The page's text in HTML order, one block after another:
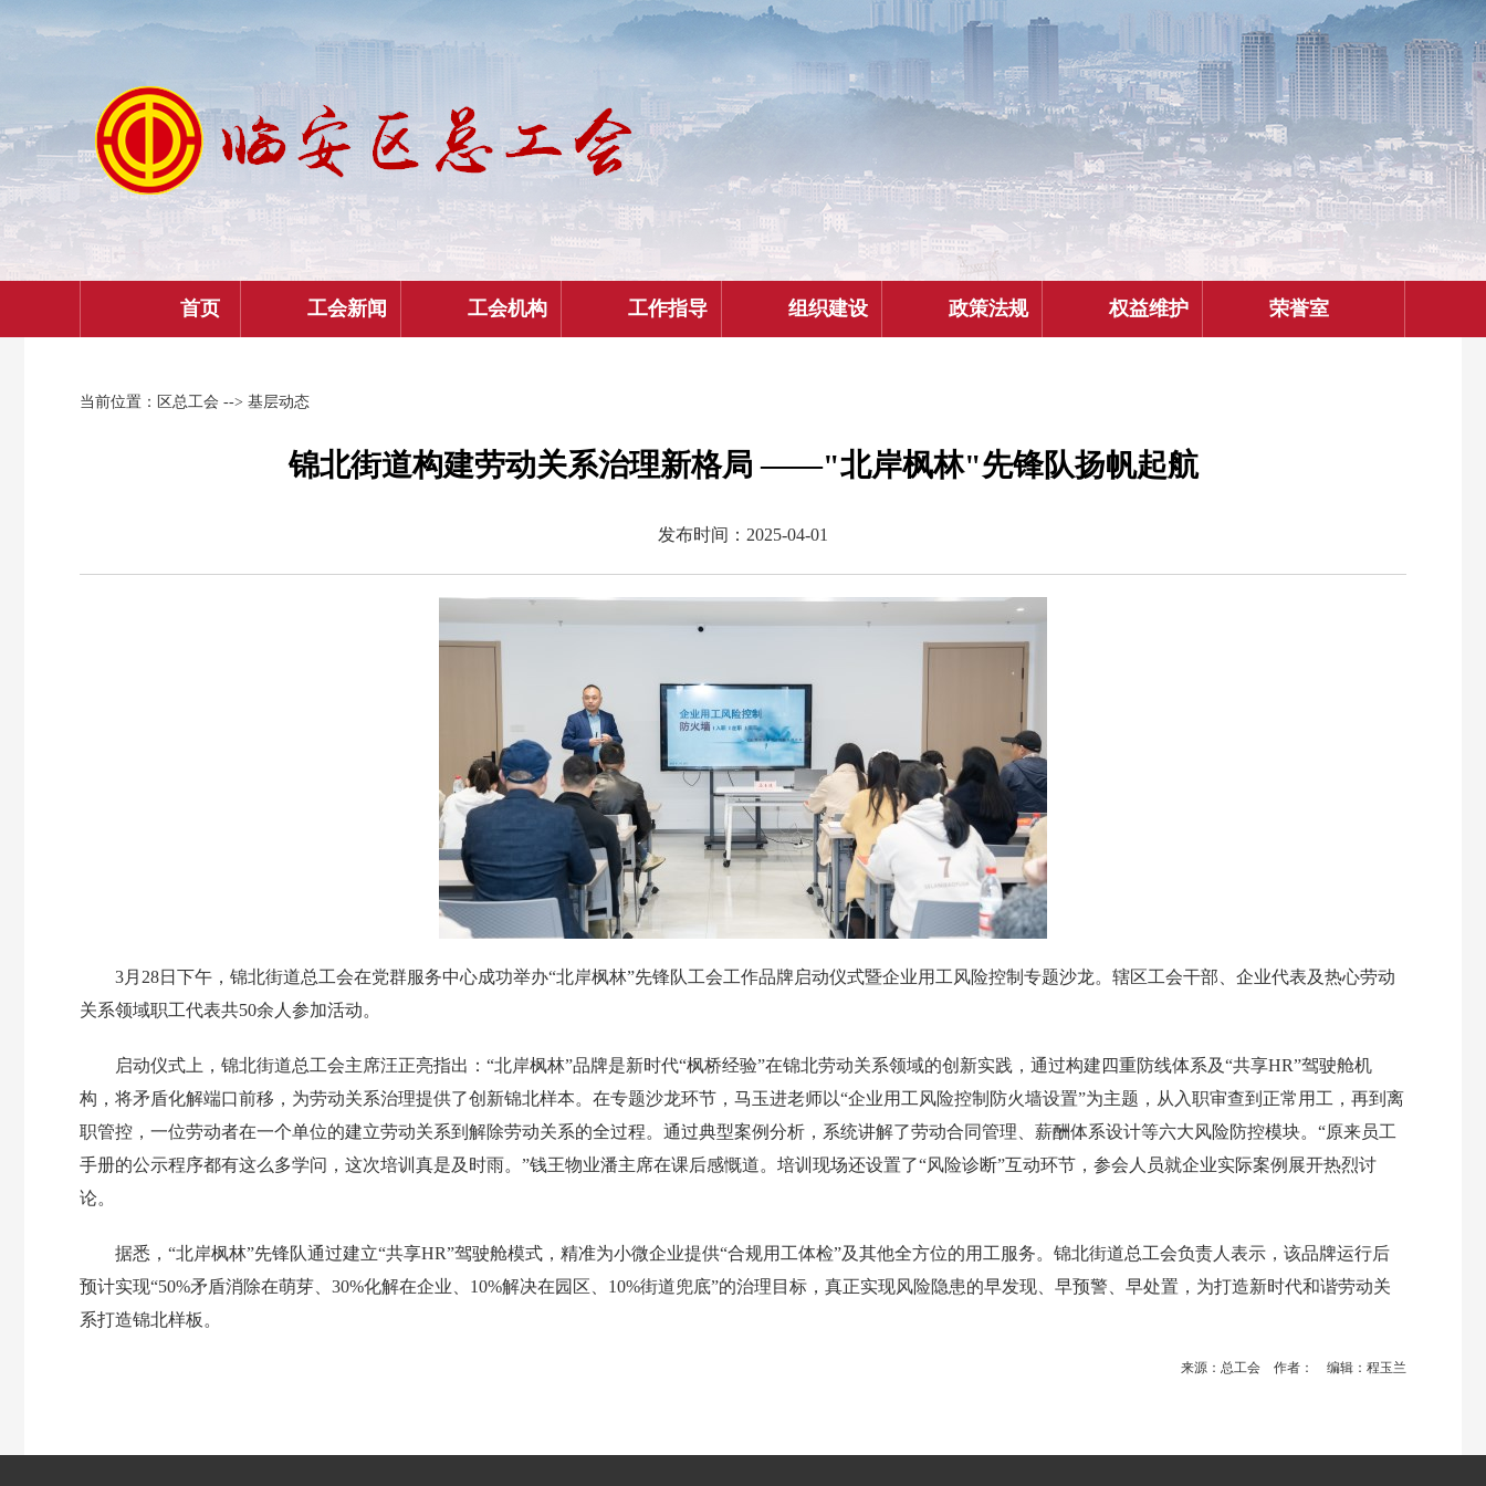
首页 工会新闻 工会机构 工作指导 组织建设 政策法规 权益维护 荣誉室
当前位置： 区总工会 --> 基层动态
锦北街道构建劳动关系治理新格局 ——"北岸枫林"先锋队扬帆起航
发布时间：2025-04-01
3月28日下午，锦北街道总工会在党群服务中心成功举办“北岸枫林”先锋队工会工作品牌启动仪式暨企业用工风险控制专题沙龙。辖区工会干部、企业代表及热心劳动
关系领域职工代表共50余人参加活动。
启动仪式上，锦北街道总工会主席汪正亮指出：“北岸枫林”品牌是新时代“枫桥经验”在锦北劳动关系领域的创新实践，通过构建四重防线体系及“共享HR”驾驶舱机
构，将矛盾化解端口前移，为劳动关系治理提供了创新锦北样本。在专题沙龙环节，马玉进老师以“企业用工风险控制防火墙设置”为主题，从入职审查到正常用工，再到离
职管控，一位劳动者在一个单位的建立劳动关系到解除劳动关系的全过程。通过典型案例分析，系统讲解了劳动合同管理、薪酬体系设计等六大风险防控模块。“原来员工
手册的公示程序都有这么多学问，这次培训真是及时雨。”钱王物业潘主席在课后感慨道。培训现场还设置了“风险诊断”互动环节，参会人员就企业实际案例展开热烈讨
论。
据悉，“北岸枫林”先锋队通过建立“共享HR”驾驶舱模式，精准为小微企业提供“合规用工体检”及其他全方位的用工服务。锦北街道总工会负责人表示，该品牌运行后
预计实现“50%矛盾消除在萌芽、30%化解在企业、10%解决在园区、10%街道兜底”的治理目标，真正实现风险隐患的早发现、早预警、早处置，为打造新时代和谐劳动关
系打造锦北样板。
来源：总工会 作者： 编辑：程玉兰